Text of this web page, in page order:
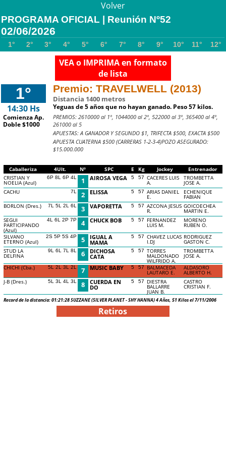
Volver
PROGRAMA OFICIAL | Reunión Nº52
02/06/2026
1° 2° 3° 4° 5° 6° 7° 8° 9° 10° 11° 12°
VEA o IMPRIMA en formato
de lista
1°
14:30 Hs
Comienza Ap.
Doble $1000
Premio: TRAVELWELL (2013)
Distancia 1400 metros
Yeguas de 5 años que no hayan ganado. Peso 57 kilos.
PREMIOS: 2610000 al 1º, 1044000 al 2º, 522000 al 3º, 365400 al 4º,
261000 al 5
APUESTAS: A GANADOR Y SEGUNDO $1, TRIFECTA $500, EXACTA $500
APUESTA CUATERNA $500 (CARRERAS 1-2-3-4)POZO ASEGURADO:
$15.000.000
Caballeriza 4Ult. Nº SPC E Kg Jockey Entrenador
CRISTIAN Y
NOELIA (Azul)
6P 8L 6P 4L 1 AIROSA VEGA 5 57 CACERES LUIS
A.
TROMBETTA
JOSE A.
CACHU
7L 2 ELISSA 5 57 ARIAS DANIEL
E.
ECHENIQUE
FABIAN
BORLON (Dres.)
7L 5L 2L 6L 3 VAPORETTA 5 57 AZCONA JESUS
R.
GOICOECHEA
MARTIN E.
SEGUI
PARTICIPANDO
(Azul)
4L 6L 2P 7P 4 CHUCK BOB 5 57 FERNANDEZ
LUIS M.
MORENO
RUBEN O.
SILVANO
ETERNO (Azul)
2S 5P 5S 4P 5 IGUAL A
MAMA
5 57 CHAVEZ LUCAS
I.DJ
RODRIGUEZ
GASTON C.
STUD LA
DELFINA
9L 6L 7L 8L 6 DICHOSA
CATA
5 57 TORRES
MALDONADO
WILFRIDO A.
TROMBETTA
JOSE A.
CHICHI (Cba.)
5L 2L 3L 2L 7 MUSIC BABY 5 57 BALMACEDA
LAUTARO E.
ALDASORO
ALBERTO H.
J-B (Dres.)
5L 3L 4L 3L 8 CUERDA EN
DO
5 57 DIESTRA
BALLARRE
JUAN B.
CASTRO
CRISTIAN F.
Record de la distancia: 01:21:28 SUZZANE (SILVER PLANET - SHY HANNA) 4 Años, 51 Kilos el 7/11/2006
Retiros